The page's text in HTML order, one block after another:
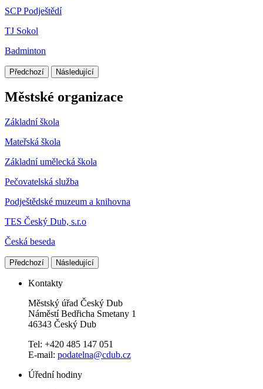
SCP Podještědí
TJ Sokol
Badminton
Předchozí Následující
Městské organizace
Základní škola
Mateřská škola
Základní umělecká škola
Pečovatelská služba
Podještědské muzeum a knihovna
TES Český Dub, s.r.o
Česká beseda
Předchozí Následující
Kontakty
Městský úřad Český Dub
Náměstí Bedřicha Smetany 1
46343 Český Dub
Tel: +420 485 147 051
E-mail: podatelna@cdub.cz
Úřední hodiny